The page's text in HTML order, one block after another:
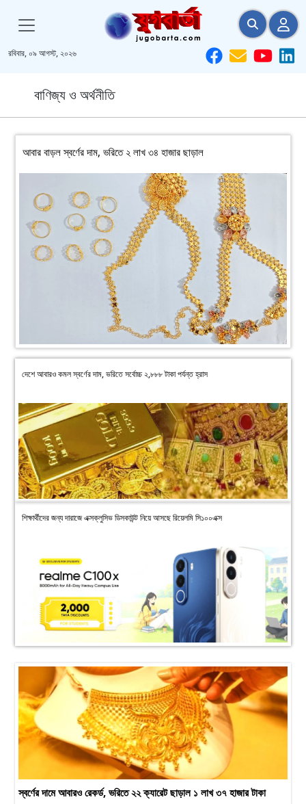
রবিবার, ০৯ আগস্ট, ২০২৬
বাণিজ্য ও অর্থনীতি
আবার বাড়ল স্বর্ণের দাম, ভরিতে ২ লাখ ৩৪ হাজার ছাড়াল
দেশে আবারও কমল স্বর্ণের দাম, ভরিতে সর্বোচ্চ ২,৮৮৮ টাকা পর্যন্ত হ্রাস
শিক্ষার্থীদের জন্য দারাজে এক্সক্লুসিভ ডিসকাউন্ট নিয়ে আসছে রিয়েলমি সি১০০এক্স
স্বর্ণের দামে আবারও রেকর্ড, ভরিতে ২২ ক্যারেট ছাড়াল ১ লাখ ৩৭ হাজার টাকা